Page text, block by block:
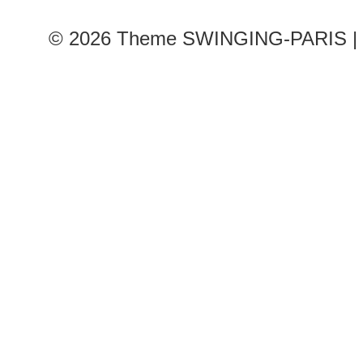
© 2026 Theme SWINGING-PARIS